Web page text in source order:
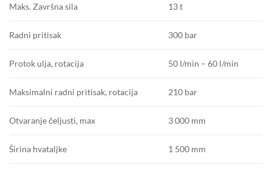
Maks. Završna sila 13 t
Radni pritisak 300 bar
Protok ulja, rotacija 50 l/min – 60 l/min
Maksimalni radni pritisak, rotacija 210 bar
Otvaranje čeljusti, max 3 000 mm
Širina hvataljke 1 500 mm